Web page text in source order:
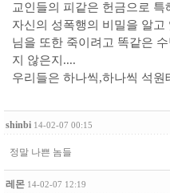
교인들의 피같은 헌금으로
자신의 성폭행의 비밀을 알
님을 또한 죽이려고 똑같은
지 않은지....
우리들은 하나씩,하나씩 석
shinbi 14-02-07 00:15
정말 나쁜 놈들
레몬 14-02-07 12:19